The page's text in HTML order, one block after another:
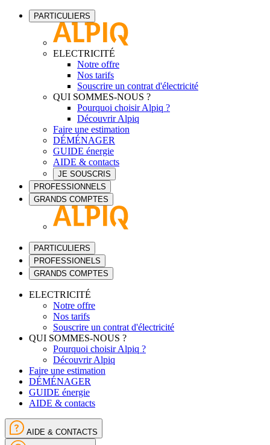
PARTICULIERS
ELECTRICITÉ
Notre offre
Nos tarifs
Souscrire un contrat d'électricité
QUI SOMMES-NOUS ?
Pourquoi choisir Alpiq ?
Découvrir Alpiq
Faire une estimation
DÉMÉNAGER
GUIDE énergie
AIDE & contacts
JE SOUSCRIS
PROFESSIONNELS
GRANDS COMPTES
PARTICULIERS
PROFESSIONELS
GRANDS COMPTES
ELECTRICITÉ
Notre offre
Nos tarifs
Souscrire un contrat d'électricité
QUI SOMMES-NOUS ?
Pourquoi choisir Alpiq ?
Découvrir Alpiq
Faire une estimation
DÉMÉNAGER
GUIDE énergie
AIDE & contacts
AIDE & CONTACTS